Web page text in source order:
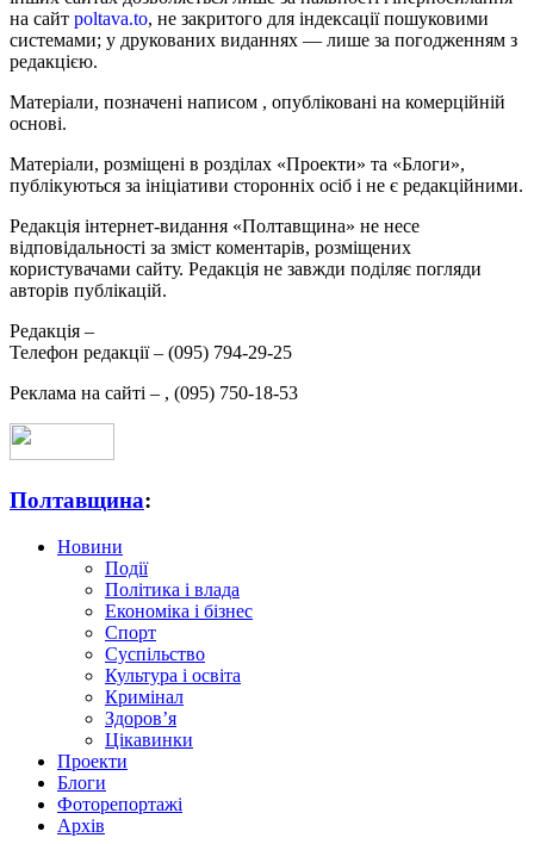
на сайт poltava.to, не закритого для індексації пошуковими
системами; у друкованих виданнях — лише за погодженням з
редакцією.
Матеріали, позначені написом , опубліковані на комерційній
основі.
Матеріали, розміщені в розділах «Проекти» та «Блоги»,
публікуються за ініціативи сторонніх осіб і не є редакційними.
Редакція інтернет-видання «Полтавщина» не несе
відповідальності за зміст коментарів, розміщених
користувачами сайту. Редакція не завжди поділяє погляди
авторів публікацій.
Редакція –
Телефон редакції – (095) 794-29-25
Реклама на сайті – , (095) 750-18-53
Полтавщина:
Новини
Події
Політика і влада
Економіка і бізнес
Спорт
Суспільство
Культура і освіта
Кримінал
Здоров’я
Цікавинки
Проекти
Блоги
Фоторепортажі
Архів